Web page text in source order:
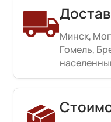
Минск,
Гомель,